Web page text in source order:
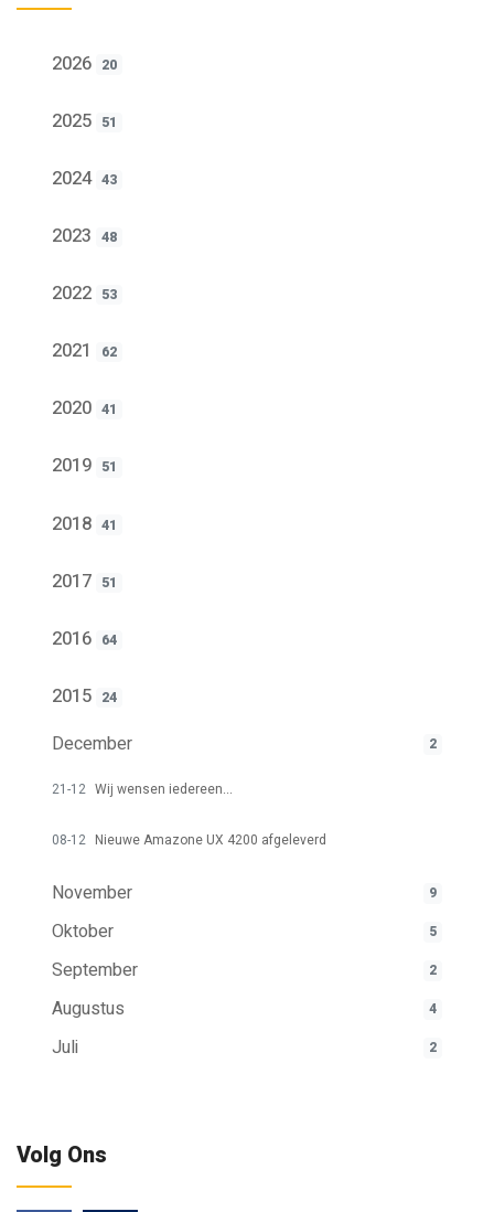
2026 20
2025 51
2024 43
2023 48
2022 53
2021 62
2020 41
2019 51
2018 41
2017 51
2016 64
2015 24
December 2
21-12 Wij wensen iedereen...
08-12 Nieuwe Amazone UX 4200 afgeleverd
November 9
Oktober 5
September 2
Augustus 4
Juli 2
Volg Ons